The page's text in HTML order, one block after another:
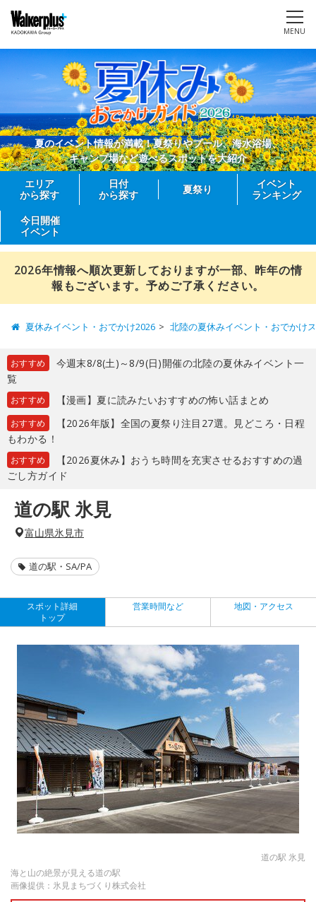
MENU
夏のイベント情報が満載！夏祭りやプール、海水浴場、
キャンプ場など遊べるスポットを大紹介
エリア
から探す
日付
から探す
夏祭り
イベント
ランキング
今日開催
イベント
2026年情報へ順次更新しておりますが一部、昨年の情
報もございます。予めご了承ください。
夏休みイベント・おでかけ2026 北陸の夏休みイベント・おでかけ
おすすめ
今週末8/8(土)～8/9(日)開催の北陸の夏休みイベント一
覧
おすすめ 【漫画】夏に読みたいおすすめの怖い話まとめ
おすすめ
【2026年版】全国の夏祭り注目27選。見どころ・日程
もわかる！
おすすめ
【2026夏休み】おうち時間を充実させるおすすめの過
ごし方ガイド
道の駅 氷見
富山県氷見市
道の駅・SA/PA
スポット詳細
トップ
営業時間など 地図・アクセス
道の駅 氷見
海と山の絶景が見える道の駅
画像提供：氷見まちづくり株式会社